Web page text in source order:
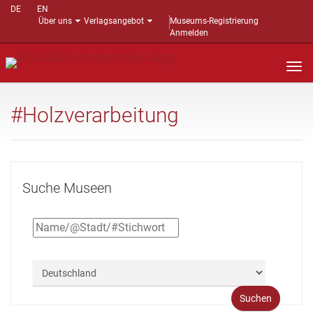
DE
EN
Über uns
Verlagsangebot
Museums-Registrierung
Anmelden
#Holzverarbeitung
Suche Museen